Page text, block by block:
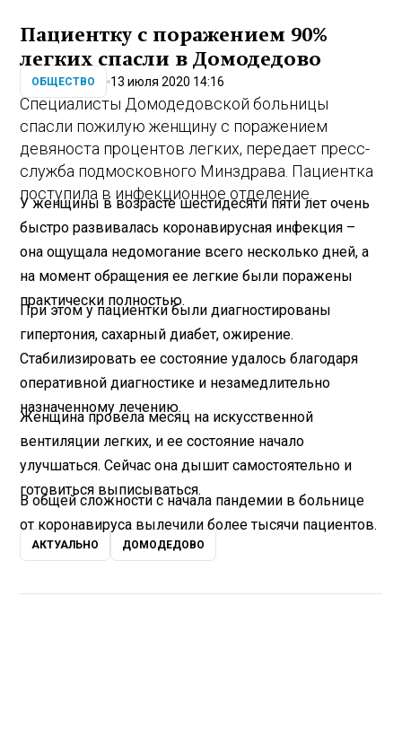
Пациентку с поражением 90%
легких спасли в Домодедово
ОБЩЕСТВО 13 июля 2020 14:16
Специалисты Домодедовской больницы
спасли пожилую женщину с поражением
девяноста процентов легких, передает пресс-
служба подмосковного Минздрава. Пациентка
поступила в инфекционное отделение.
У женщины в возрасте шестидесяти пяти лет очень
быстро развивалась коронавирусная инфекция –
она ощущала недомогание всего несколько дней, а
на момент обращения ее легкие были поражены
практически полностью.
При этом у пациентки были диагностированы
гипертония, сахарный диабет, ожирение.
Стабилизировать ее состояние удалось благодаря
оперативной диагностике и незамедлительно
назначенному лечению.
Женщина провела месяц на искусственной
вентиляции легких, и ее состояние начало
улучшаться. Сейчас она дышит самостоятельно и
готовиться выписываться.
В общей сложности с начала пандемии в больнице
от коронавируса вылечили более тысячи пациентов.
АКТУАЛЬНО ДОМОДЕДОВО